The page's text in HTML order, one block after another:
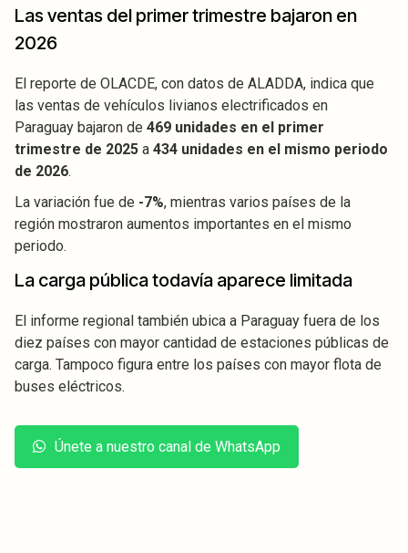
Las ventas del primer trimestre bajaron en
2026
El reporte de OLACDE, con datos de ALADDA, indica que
las ventas de vehículos livianos electrificados en
Paraguay bajaron de 469 unidades en el primer
trimestre de 2025 a 434 unidades en el mismo periodo
de 2026.
La variación fue de -7%, mientras varios países de la
región mostraron aumentos importantes en el mismo
periodo.
La carga pública todavía aparece limitada
El informe regional también ubica a Paraguay fuera de los
diez países con mayor cantidad de estaciones públicas de
carga. Tampoco figura entre los países con mayor flota de
buses eléctricos.
Únete a nuestro canal de WhatsApp